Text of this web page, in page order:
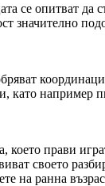
се опитват да
значително
като например
което прави
своето
на ранна